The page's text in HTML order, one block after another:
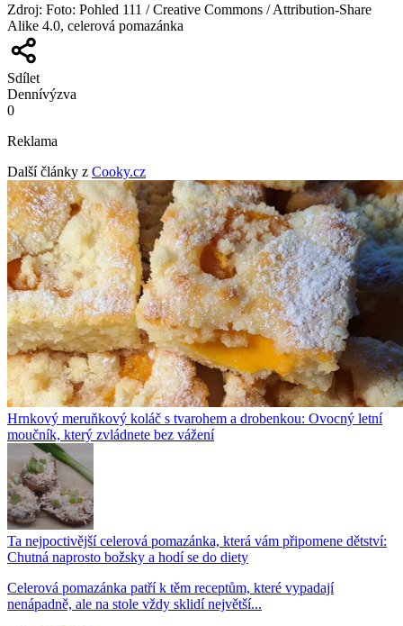
Zdroj: Foto: Pohled 111 / Creative Commons / Attribution-Share
Alike 4.0, celerová pomazánka
Sdílet
Dennívýzva
0
Reklama
Další články z Cooky.cz
Hrnkový meruňkový koláč s tvarohem a drobenkou: Ovocný letní
moučník, který zvládnete bez vážení
Ta nejpoctivější celerová pomazánka, která vám připomene dětství:
Chutná naprosto božsky a hodí se do diety
Celerová pomazánka patří k těm receptům, které vypadají
nenápadně, ale na stole vždy sklidí největší...